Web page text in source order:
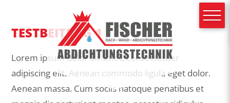
TESTBEITRAG 1
Lorem ipsum dolor sit amet, consectetuer
adipiscing elit. Aenean commodo ligula eget dolor.
Aenean massa. Cum sociis natoque penatibus et